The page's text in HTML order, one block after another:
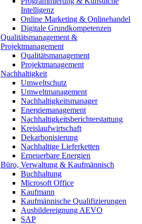
Intelligenz
Online Marketing & Onlinehandel
Digitale Grundkompetenzen
Qualitätsmanagement &
Projektmanagement
Qualitätsmanagement
Projektmanagement
Nachhaltigkeit
Umweltschutz
Umweltmanagement
Nachhaltigkeitsmanager
Energiemanagement
Nachhaltigkeitsberichterstattung
Kreislaufwirtschaft
Dekarbonisierung
Nachhaltige Lieferketten
Erneuerbare Energien
Büro, Verwaltung & Kaufmännisch
Buchhaltung
Microsoft Office
Kaufmann
Kaufmännische Qualifizierungen
Ausbildereignung AEVO
SAP